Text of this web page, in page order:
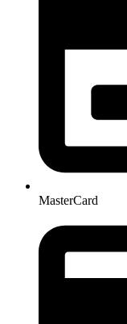
MasterCard